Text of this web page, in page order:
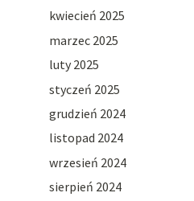
kwiecień 2025
marzec 2025
luty 2025
styczeń 2025
grudzień 2024
listopad 2024
wrzesień 2024
sierpień 2024